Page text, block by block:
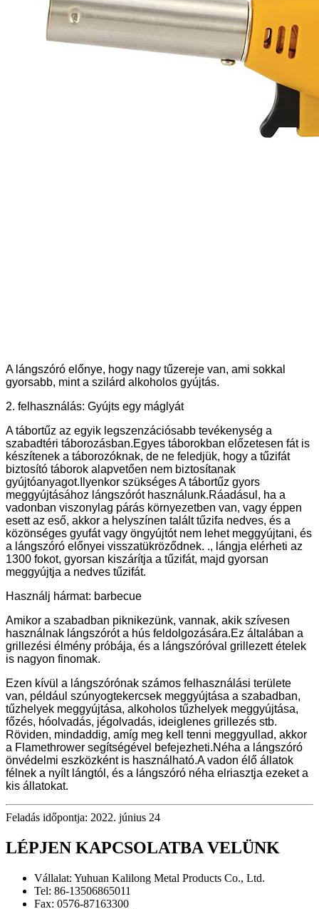
A lángszóró előnye, hogy nagy tűzereje van, ami sokkal
gyorsabb, mint a szilárd alkoholos gyújtás.
2. felhasználás: Gyújts egy máglyát
A tábortűz az egyik legszenzációsabb tevékenység a
szabadtéri táborozásban.Egyes táborokban előzetesen fát is
készítenek a táborozóknak, de ne feledjük, hogy a tűzifát
biztosító táborok alapvetően nem biztosítanak
gyújtóanyagot.Ilyenkor szükséges A tábortűz gyors
meggyújtásához lángszórót használunk.Ráadásul, ha a
vadonban viszonylag párás környezetben van, vagy éppen
esett az eső, akkor a helyszínen talált tűzifa nedves, és a
közönséges gyufát vagy öngyújtót nem lehet meggyújtani, és
a lángszóró előnyei visszatükröződnek. ., lángja elérheti az
1300 fokot, gyorsan kiszárítja a tűzifát, majd gyorsan
meggyújtja a nedves tűzifát.
Használj hármat: barbecue
Amikor a szabadban piknikezünk, vannak, akik szívesen
használnak lángszórót a hús feldolgozására.Ez általában a
grillezési élmény próbája, és a lángszóróval grillezett ételek
is nagyon finomak.
Ezen kívül a lángszórónak számos felhasználási területe
van, például szúnyogtekercsek meggyújtása a szabadban,
tűzhelyek meggyújtása, alkoholos tűzhelyek meggyújtása,
főzés, hóolvadás, jégolvadás, ideiglenes grillezés stb.
Röviden, mindaddig, amíg meg kell tenni meggyullad, akkor
a Flamethrower segítségével befejezheti.Néha a lángszóró
önvédelmi eszközként is használható.A vadon élő állatok
félnek a nyílt lángtól, és a lángszóró néha elriasztja ezeket a
kis állatokat.
Feladás időpontja: 2022. június 24
LÉPJEN KAPCSOLATBA VELÜNK
Vállalat: Yuhuan Kalilong Metal Products Co., Ltd.
Tel: 86-13506865011
Fax: 0576-87163300